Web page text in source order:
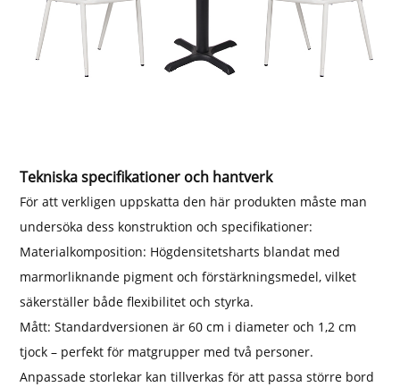
Tekniska specifikationer och hantverk
För att verkligen uppskatta den här produkten måste man
undersöka dess konstruktion och specifikationer:
Materialkomposition: Högdensitetsharts blandat med
marmorliknande pigment och förstärkningsmedel, vilket
säkerställer både flexibilitet och styrka.
Mått: Standardversionen är 60 cm i diameter och 1,2 cm
tjock – perfekt för matgrupper med två personer.
Anpassade storlekar kan tillverkas för att passa större bord